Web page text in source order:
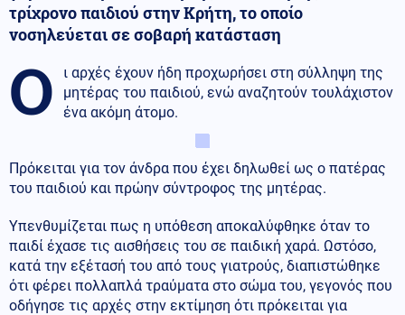
τρίχρονο παιδιού στην Κρήτη, το οποίο
νοσηλεύεται σε σοβαρή κατάσταση
Ο
ι αρχές έχουν ήδη προχωρήσει στη σύλληψη της
μητέρας του παιδιού, ενώ αναζητούν τουλάχιστον
ένα ακόμη άτομο.
Πρόκειται για τον άνδρα που έχει δηλωθεί ως ο πατέρας
του παιδιού και πρώην σύντροφος της μητέρας.
Υπενθυμίζεται πως η υπόθεση αποκαλύφθηκε όταν το
παιδί έχασε τις αισθήσεις του σε παιδική χαρά. Ωστόσο,
κατά την εξέτασή του από τους γιατρούς, διαπιστώθηκε
ότι φέρει πολλαπλά τραύματα στο σώμα του, γεγονός που
οδήγησε τις αρχές στην εκτίμηση ότι πρόκειται για